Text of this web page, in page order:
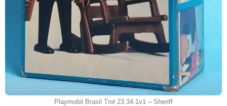
Playmobil Brasil Trol 23.34.1v1 – Sheriff